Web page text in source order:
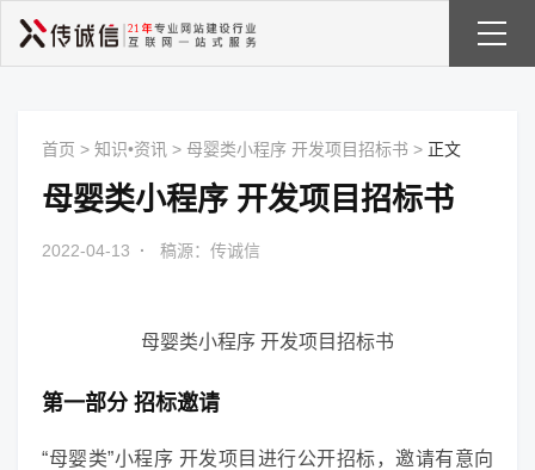
首页 > 知识•资讯 > 母婴类小程序 开发项目招标书 > 正文
母婴类小程序 开发项目招标书
2022-04-13 · 稿源：传诚信
母婴类小程序 开发项目招标书
第一部分 招标邀请
“母婴类”小程序 开发项目进行公开招标，邀请有意向